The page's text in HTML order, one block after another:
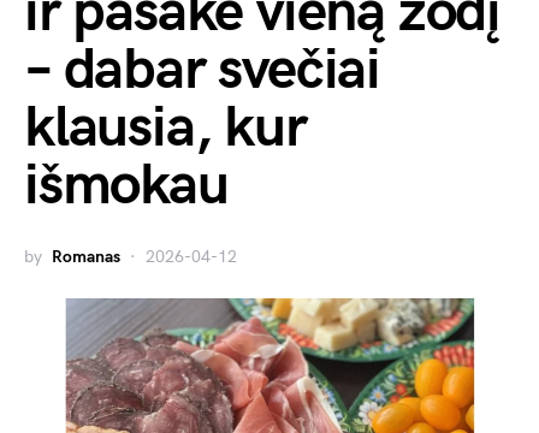
– dabar svečiai
klausia, kur
išmokau
by Romanas 2026-04-12